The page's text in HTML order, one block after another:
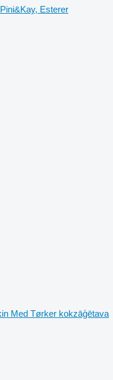
Esterer
Med Tørker kokzāģētava